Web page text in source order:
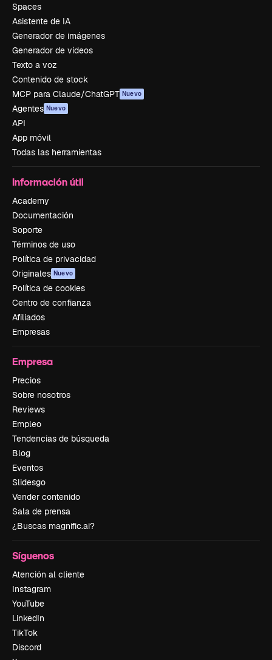
Spaces
Asistente de IA
Generador de imágenes
Generador de vídeos
Texto a voz
Contenido de stock
MCP para Claude/ChatGPT Nuevo
Agentes Nuevo
API
App móvil
Todas las herramientas
Información útil
Academy
Documentación
Soporte
Términos de uso
Política de privacidad
Originales Nuevo
Política de cookies
Centro de confianza
Afiliados
Empresas
Empresa
Precios
Sobre nosotros
Reviews
Empleo
Tendencias de búsqueda
Blog
Eventos
Slidesgo
Vender contenido
Sala de prensa
¿Buscas magnific.ai?
Síguenos
Atención al cliente
Instagram
YouTube
LinkedIn
TikTok
Discord